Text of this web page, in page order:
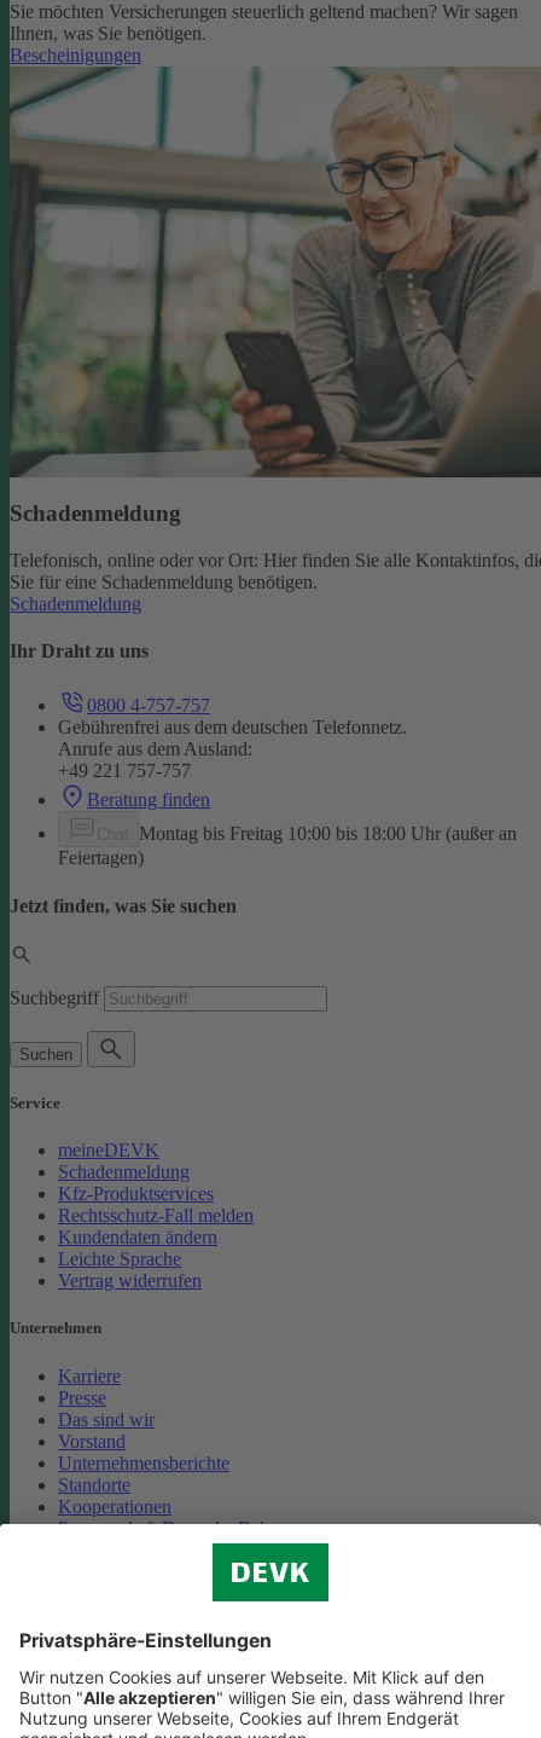
Sie möchten Versicherungen steuerlich geltend machen? Wir sagen
Ihnen, was Sie benötigen.
Bescheinigungen
Schadenmeldung
Telefonisch, online oder vor Ort: Hier finden Sie alle Kontaktinfos,
Sie für eine Schadenmeldung benötigen.
Schadenmeldung
Ihr Draht zu uns
0800 4-757-757
Gebührenfrei aus dem deutschen Telefonnetz.
Anrufe aus dem Ausland:
+49 221 757-757
Beratung finden
Montag bis Freitag 10:00 bis 18:00 Uhr (außer an
Feiertagen)
Jetzt finden, was Sie suchen
Suchbegriff
Suchen
Service
meineDEVK
Schadenmeldung
Kfz-Produktservices
Rechtsschutz-Fall melden
Kundendaten ändern
Leichte Sprache
Vertrag widerrufen
Unternehmen
Karriere
Presse
Das sind wir
Vorstand
Unternehmensberichte
Standorte
Kooperationen
Partnerschaft Deutsche Bahn
Cookie-Einstellungen